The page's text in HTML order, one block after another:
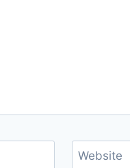
Website